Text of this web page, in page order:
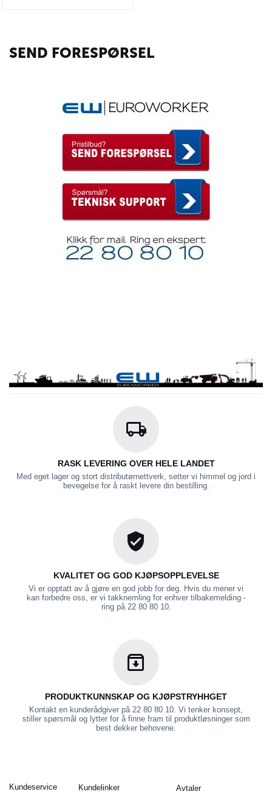
SEND FORESPØRSEL
RASK LEVERING OVER HELE LANDET
Med eget lager og stort distributørnettverk, setter vi himmel og jord i
bevegelse for å raskt levere din bestilling.
KVALITET OG GOD KJØPSOPPLEVELSE
Vi er opptatt av å gjøre en god jobb for deg. Hvis du mener vi
kan forbedre oss, er vi takknemling for enhver tilbakemelding -
ring på 22 80 80 10.
PRODUKTKUNNSKAP OG KJØPSTRYHHGET
Kontakt en kunderådgiver på 22 80 80 10. Vi tenker konsept,
stiller spørsmål og lytter for å finne fram til produktløsninger som
best dekker behovene.
Kundeservice
Kundelinker Avtaler